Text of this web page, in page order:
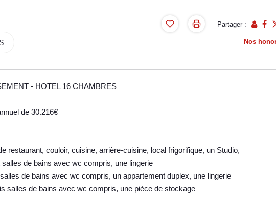
Partager :
Nos
- HOTEL 16 CHAMBRES
de 30.216€
restaurant, couloir, cuisine, arrière-cuisine, local frigorifique, un Studio,
de bains avec wc compris, une lingerie
de bains avec wc compris, un appartement duplex, une lingerie
salles de bains avec wc compris, une pièce de stockage